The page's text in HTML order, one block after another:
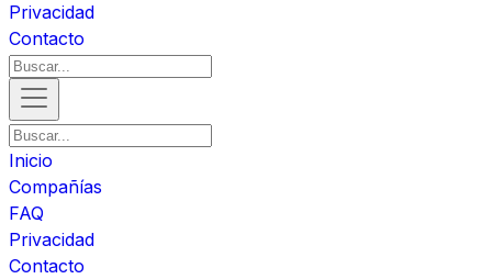
Privacidad
Contacto
Inicio
Compañías
FAQ
Privacidad
Contacto